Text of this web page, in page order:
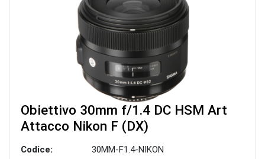
Obiettivo 30mm f/1.4 DC HSM Art
Attacco Nikon F (DX)
Codice:
30MM-F1.4-NIKON